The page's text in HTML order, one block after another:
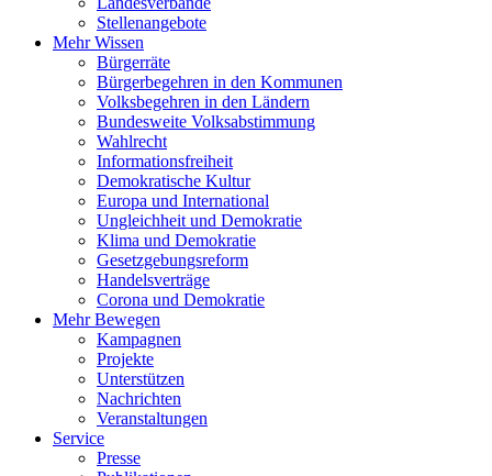
Stellenangebote
Mehr Wissen
Bürgerräte
Bürgerbegehren in den Kommunen
Volksbegehren in den Ländern
Bundesweite Volksabstimmung
Wahlrecht
Informationsfreiheit
Demokratische Kultur
Europa und International
Ungleichheit und Demokratie
Klima und Demokratie
Gesetzgebungsreform
Handelsverträge
Corona und Demokratie
Mehr Bewegen
Kampagnen
Projekte
Unterstützen
Nachrichten
Veranstaltungen
Service
Presse